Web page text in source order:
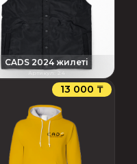
CADS 2024 жилеті
Артикул 24
13 000 ₸